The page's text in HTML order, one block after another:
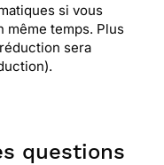
si vous
même temps. Plus
sera
questions